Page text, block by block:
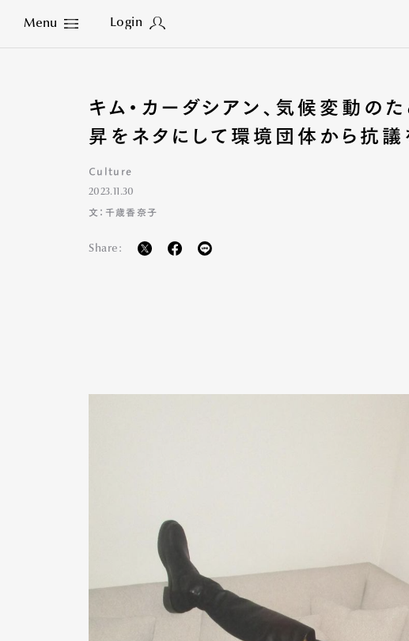
Menu Login
Close
キム・カーダシアン、気候変動の
昇をネタにして環境団体から抗議
Culture
2023.11.30
文：千歳香奈子
Share: